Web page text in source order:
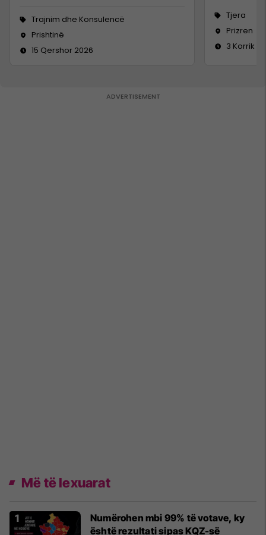
Trajnim dhe Konsulencë
Prishtinë
15 Qershor 2026
Tjera
Prizren
3 Korrik
Më të lexuarat
Numërohen mbi 99% të votave, ky
është rezultati sipas KQZ-së